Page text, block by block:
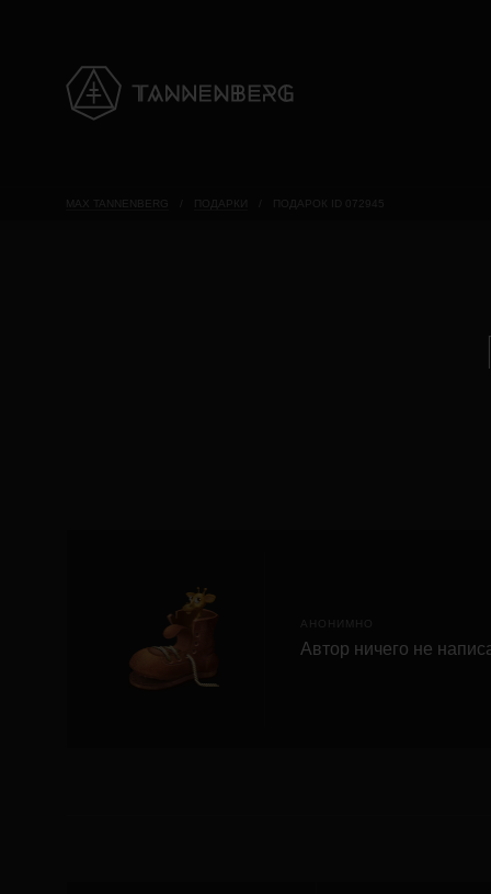
MAX TANNENBERG ПОДАРКИ ПОДАРОК ID 072945
АНОНИМНО
Автор ничего не